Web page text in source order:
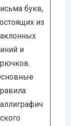
букв,
из
и